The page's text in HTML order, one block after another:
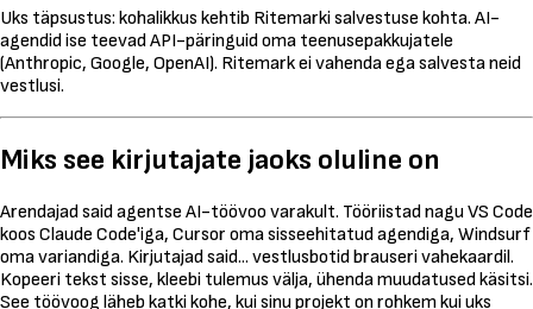
Uks täpsustus: kohalikkus kehtib Ritemarki salvestuse kohta. AI-
agendid ise teevad API-päringuid oma teenusepakkujatele
(Anthropic, Google, OpenAI). Ritemark ei vahenda ega salvesta neid
vestlusi.
Miks see kirjutajate jaoks oluline on
Arendajad said agentse AI-töövoo varakult. Tööriistad nagu VS Code
koos Claude Code'iga, Cursor oma sisseehitatud agendiga, Windsurf
oma variandiga. Kirjutajad said... vestlusbotid brauseri vahekaardil.
Kopeeri tekst sisse, kleebi tulemus välja, ühenda muudatused käsitsi.
See töövoog läheb katki kohe, kui sinu projekt on rohkem kui uks